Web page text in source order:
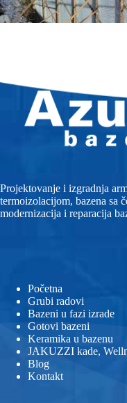
Projektovanje i izgradnja
termoizolacijom, bazena sa
modernizacija i reparacija
Početna
Grubi radovi
Bazeni u fazi izrade
Gotovi bazeni
Keramika u bazenu
JAKUZZI kade,
Blog
Kontakt